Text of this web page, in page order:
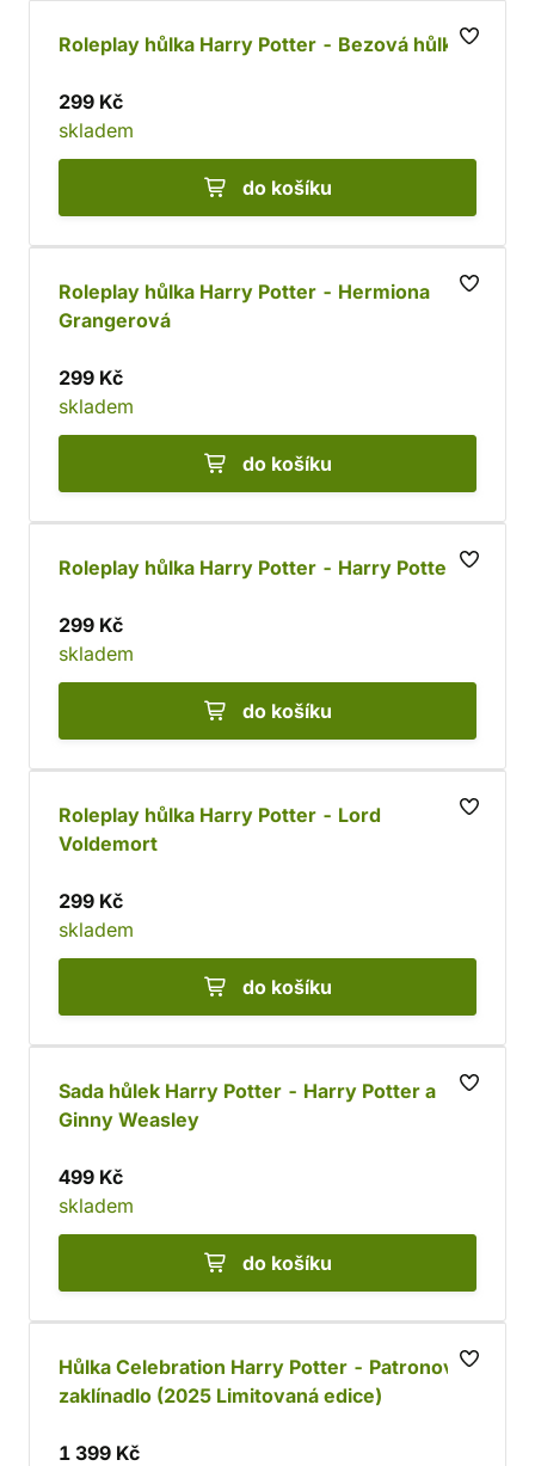
Roleplay hůlka Harry Potter - Bezová hůlka
299 Kč
skladem
do košíku
Roleplay hůlka Harry Potter - Hermiona
Grangerová
299 Kč
skladem
do košíku
Roleplay hůlka Harry Potter - Harry Potter
299 Kč
skladem
do košíku
Roleplay hůlka Harry Potter - Lord
Voldemort
299 Kč
skladem
do košíku
Sada hůlek Harry Potter - Harry Potter a
Ginny Weasley
499 Kč
skladem
do košíku
Hůlka Celebration Harry Potter - Patronovo
zaklínadlo (2025 Limitovaná edice)
1 399 Kč